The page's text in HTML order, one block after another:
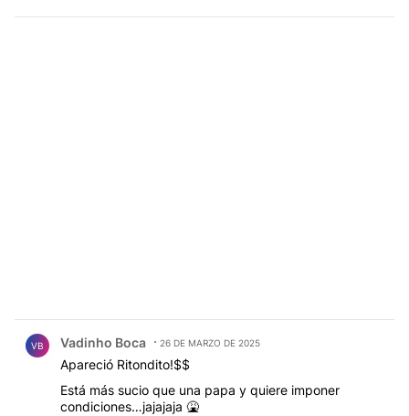
VB Vadinho Boca 26 DE MARZO DE 2025
Apareció Ritondito!$$
Está más sucio que una papa y quiere imponer
condiciones…jajajaja 🤮